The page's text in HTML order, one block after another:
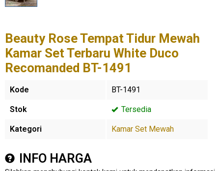
Beauty Rose Tempat Tidur Mewah
Kamar Set Terbaru White Duco
Recomanded BT-1491
Kode BT-1491
Stok Tersedia
Kategori Kamar Set Mewah
INFO HARGA